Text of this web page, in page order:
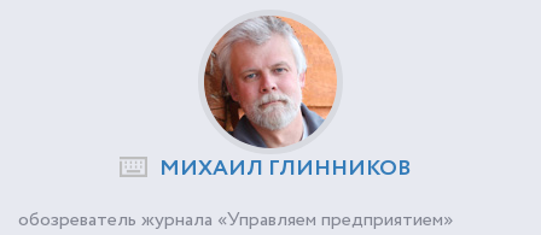
МИХАИЛ ГЛИННИКОВ
обозреватель журнала «Управляем предприятием»